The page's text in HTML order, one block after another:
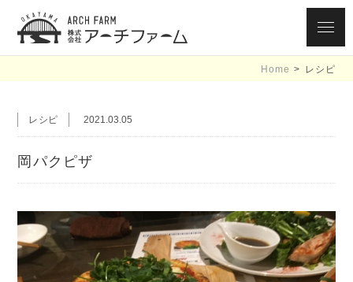
ARCH FARM
会社アーチファ
ーム 黄ニラ大使
/ 岡パク大使
Home > レシピ
レシピ 2021.03.05
岡パクピザ